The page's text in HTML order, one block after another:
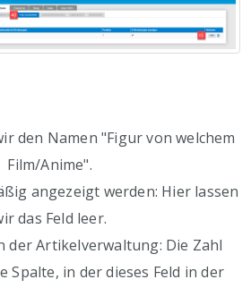
den Namen "Figur von welchem
Film/Anime".
angezeigt werden: Hier lassen
das Feld leer.
der Artikelverwaltung: Die Zahl
Spalte, in der dieses Feld in der